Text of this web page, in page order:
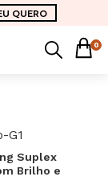
QUERO
0
Suplex
Brilho e
Salvatore